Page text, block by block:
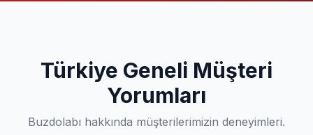
Türkiye Geneli Müşteri
Yorumları
Buzdolabı hakkında müşterilerimizin deneyimleri.